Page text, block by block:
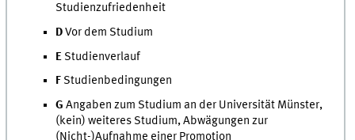
Studienzufriedenheit
DVor dem Studium
E Studienverlauf
F Studienbedingungen
G Angaben zum Studium an der Universität Münster,
(kein) weiteres Studium, Abwägungen zur
(Nicht-)Aufnahme einer Promotion